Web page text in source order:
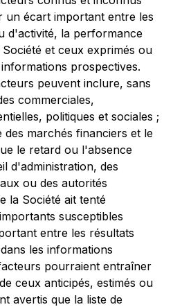
un écart important entre les
d'activité, la performance
et ceux exprimés ou
prospectives.
peuvent inclure, sans
commerciales,
politiques et sociales ;
marchés financiers et le
le retard ou l'absence
d'administration, des
ou des autorités
la Société ait tenté
susceptibles
entre les résultats
les informations
pourraient entraîner
ceux anticipés, estimés ou
avertis que la liste de